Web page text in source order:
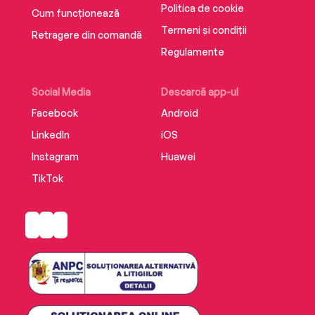
Cum funcționează
Retragere din comandă
Social Media
Facebook
LinkedIn
Instagram
TikTok
Descarcă app-ul
Android
iOS
Huawei
Politica de cookie
Termeni și condiții
Regulamente